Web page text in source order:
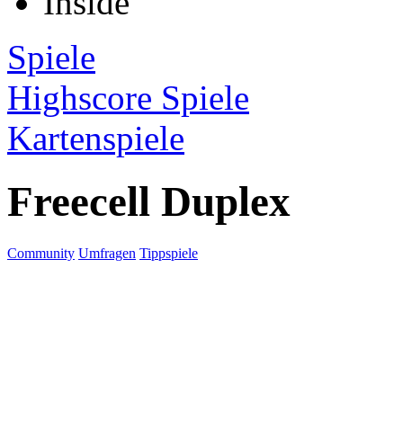
Spiele
Highscore Spiele
Kartenspiele
Freecell Duplex
Community Umfragen Tippspiele